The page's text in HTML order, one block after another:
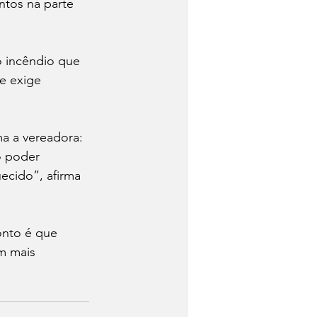
na parte
incêndio que
exige
a vereadora:
poder
afirma
é que
mais